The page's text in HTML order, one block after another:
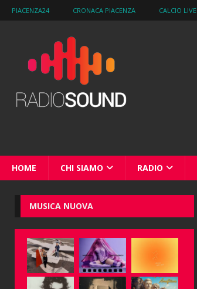
PIACENZA24 CRONACA PIACENZA CALCIO LIVE
HOME CHI SIAMO RADIO
MUSICA NUOVA